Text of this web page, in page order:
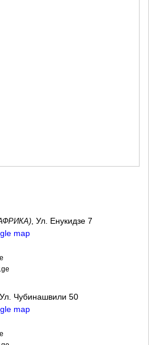
, Ул. Енукидзе 7
map
Чубинашвили 50
map